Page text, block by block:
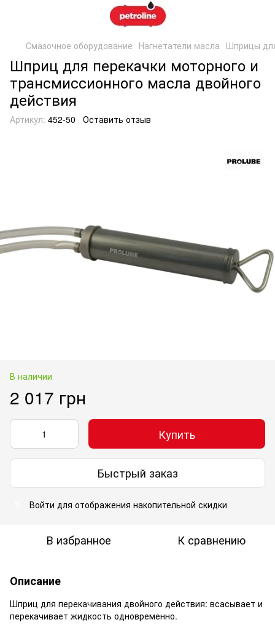
Смазочное оборудование Нагнетатели масла Шприцы
Шприц для перекачки моторного и
трансмиссионного масла двойного
действия
Артикул: 452-50 Оставить отзыв
В наличии
2 017 грн
Купить
Быстрый заказ
Войти для отображения накопительной скидки
В избранное К сравнению
Описание
Шприц для перекачивания двойного действия: всасывает и
перекачивает жидкость одновременно.